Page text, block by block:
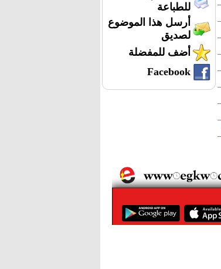
للطباعة
أرسل هذا الموضوع
لصديق
أضف للمفضلة
Facebook